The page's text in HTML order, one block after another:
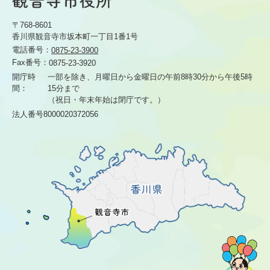
〒768-8601
香川県観音寺市坂本町一丁目1番1号
電話番号： 0875-23-3900
Fax番号： 0875-23-3920
開庁時
間：
一部を除き、月曜日から金曜日の午前8時30分から午後5時
15分まで
（祝日・年末年始は閉庁です。）
法人番号8000020372056